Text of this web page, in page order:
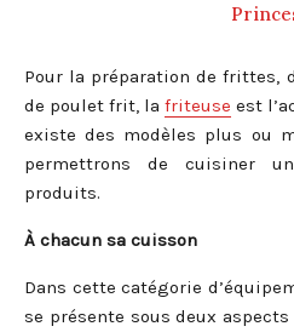
Pour la préparation de frittes,
de poulet frit, la friteuse est
existe des modèles plus ou
permettrons de cuisiner
produits.
À chacun sa cuisson
Dans cette catégorie
se présente sous deux